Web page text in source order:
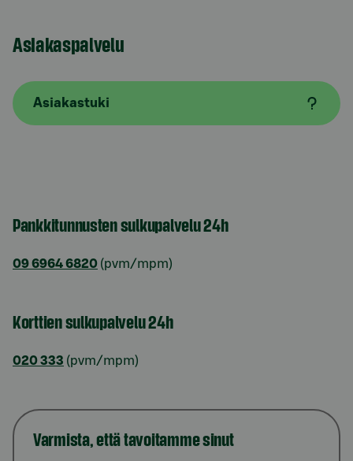
Asiakaspalvelu
Asiakastuki
Pankkitunnusten sulkupalvelu 24h
09 6964 6820 (pvm/mpm)
Korttien sulkupalvelu 24h
020 333 (pvm/mpm)
Varmista, että tavoitamme sinut